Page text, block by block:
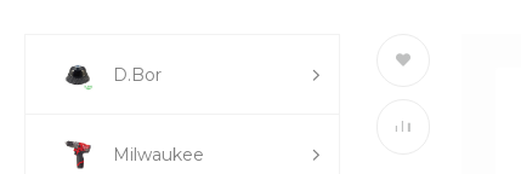
D.Bor
Milwaukee